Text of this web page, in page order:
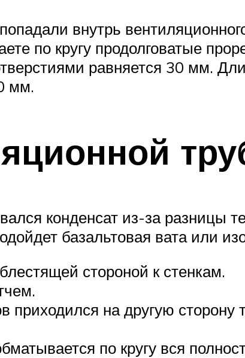
внутрь
по кругу продолговатые
равняется 30 мм.
мм.
конденсат из-за разницы
базальтовая вата или
стороной к стенкам.
на другую сторону
по кругу вся